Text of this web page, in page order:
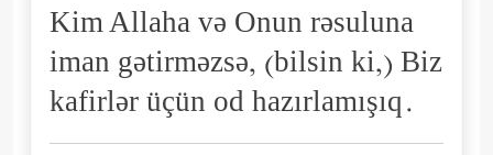
Kim Allaha və Onun rəsuluna
iman gətirməzsə, (bilsin ki,) Biz
kafirlər üçün od hazırlamışıq.